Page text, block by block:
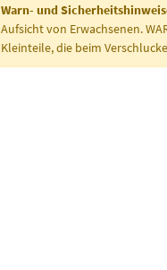
Warn- und
Aufsicht von Erwachsenen.
Kleinteile, die beim